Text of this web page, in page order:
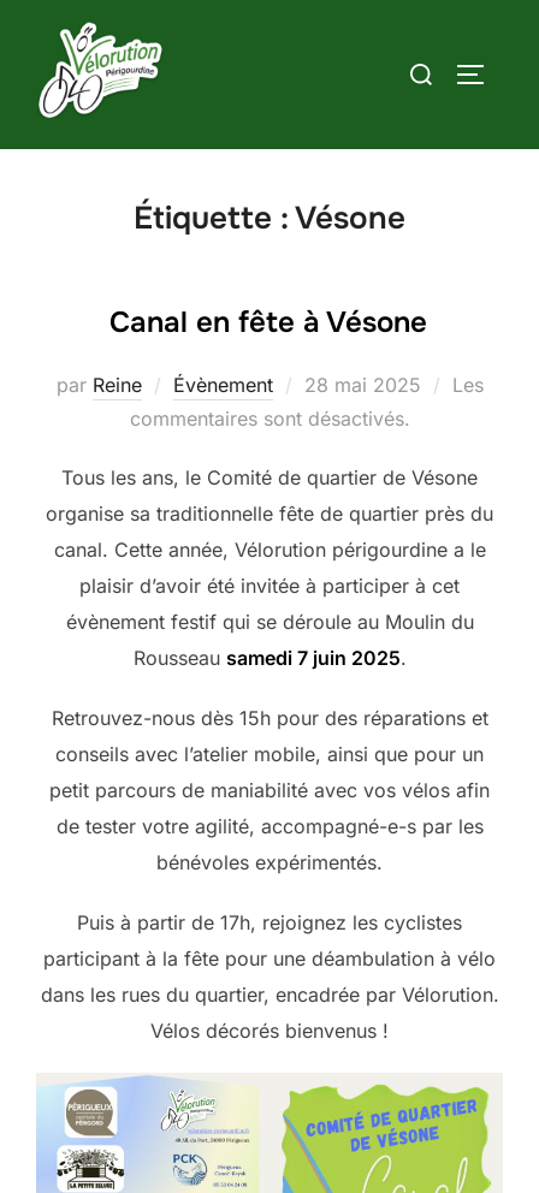
contenu
Rechercher :
Étiquette :Vésone
Canal en fête à Vésone
par Reine Évènement
Publié
le
28 mai 2025
Les
commentaires sont désactivés.
Tous les ans, le Comité de quartier de Vésone
organise sa traditionnelle fête de quartier près du
canal. Cette année, Vélorution périgourdine a le
plaisir d’avoir été invitée à participer à cet
évènement festif qui se déroule au Moulin du
Rousseau samedi 7 juin 2025.
Retrouvez-nous dès 15h pour des réparations et
conseils avec l’atelier mobile, ainsi que pour un
petit parcours de maniabilité avec vos vélos afin
de tester votre agilité, accompagné-e-s par les
bénévoles expérimentés.
Puis à partir de 17h, rejoignez les cyclistes
participant à la fête pour une déambulation à vélo
dans les rues du quartier, encadrée par Vélorution.
Vélos décorés bienvenus !